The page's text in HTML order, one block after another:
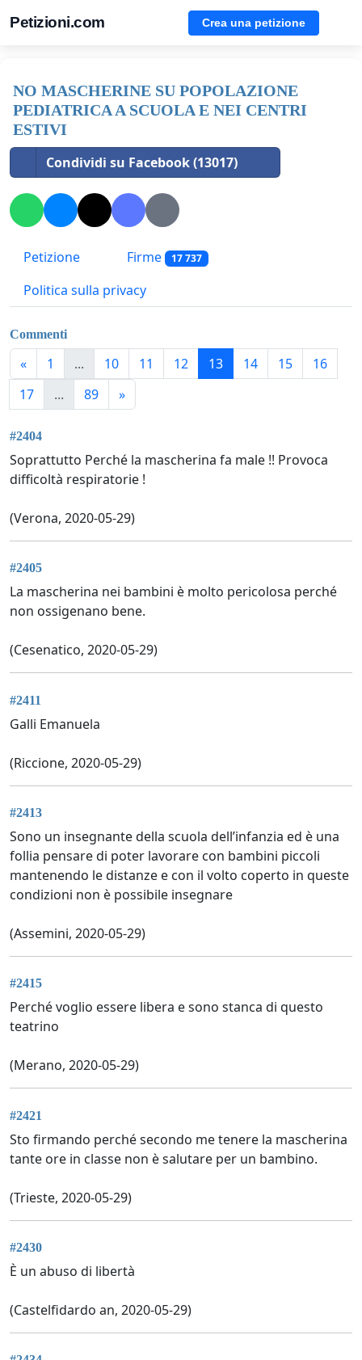
Petizioni.com Crea una petizione
NO MASCHERINE SU POPOLAZIONE
PEDIATRICA A SCUOLA E NEI CENTRI
ESTIVI
Condividi su Facebook (13017)
Petizione Firme 17 737
Politica sulla privacy
Commenti
« 1 ... 10 11 12 13 14 15
16
17
... 89 »
#2404
Soprattutto Perché la mascherina fa male !! Provoca
difficoltà respiratorie !
(Verona, 2020-05-29)
#2405
La mascherina nei bambini è molto pericolosa perché
non ossigenano bene.
(Cesenatico, 2020-05-29)
#2411
Galli Emanuela
(Riccione, 2020-05-29)
#2413
Sono un insegnante della scuola dell’infanzia ed è una
follia pensare di poter lavorare con bambini piccoli
mantenendo le distanze e con il volto coperto in queste
condizioni non è possibile insegnare
(Assemini, 2020-05-29)
#2415
Perché voglio essere libera e sono stanca di questo
teatrino
(Merano, 2020-05-29)
#2421
Sto firmando perché secondo me tenere la mascherina
tante ore in classe non è salutare per un bambino.
(Trieste, 2020-05-29)
#2430
È un abuso di libertà
(Castelfidardo an, 2020-05-29)